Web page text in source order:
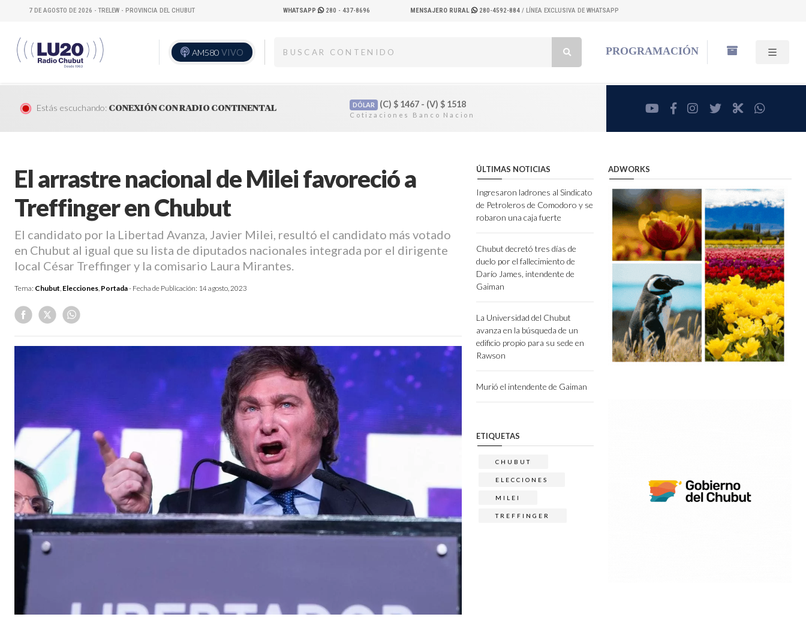
7 DE AGOSTO DE 2026 - TRELEW - PROVINCIA DEL CHUBUT WHATSAPP 280 - 437-8696 MENSAJERO RURAL 280-4592-884 / LÍNEA EXCLUSIVA DE WHATSAPP
AM580 VIVO PROGRAMACIÓN
Estás escuchando: CONEXIÓN CON RADIO CONTINENTAL DÓLAR (C) $1467 - (V) $1518 youtubefacebookinstagram
twitterRadioCut
El arrastre nacional de Milei favoreció a
Treffinger en Chubut
El candidato por la Libertad Avanza, Javier Milei, resultó el candidato más votado
en Chubut al igual que su lista de diputados nacionales integrada por el dirigente
local César Treffinger y la comisario Laura Mirantes.
Tema: Chubut, Elecciones, Portada- Fecha de Publicación: 14 agosto, 2023
ÚLTIMAS NOTICIAS
Ingresaron ladrones al Sindicato
de Petroleros de Comodoro y se
robaron una caja fuerte
Chubut decretó tres días de
duelo por el fallecimiento de
Darío James, intendente de
Gaiman
La Universidad del Chubut
avanza en la búsqueda de un
edificio propio para su sede en
Rawson
Murió el intendente de Gaiman
ETIQUETAS
CHUBUT
ELECCIONES
MILEI
TREFFINGER
ADWORKS